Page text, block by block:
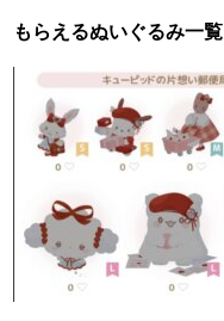
もらえるぬいぐるみ一覧